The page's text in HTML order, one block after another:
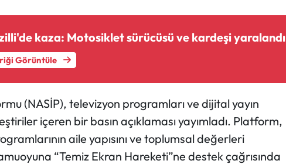
kaza: Motosiklet sürücüsü ve kardeşi yaralandı
Görüntüle
(NASİP), televizyon programları ve dijital yayın
içeren bir basın açıklaması yayımladı. Platform,
aile yapısını ve toplumsal değerleri
“Temiz Ekran Hareketi”ne destek çağrısında